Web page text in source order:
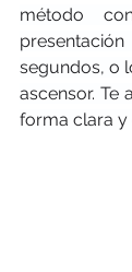
método
segundos, o
ascensor. Te
forma clara y